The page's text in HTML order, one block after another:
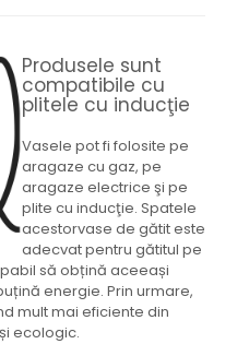
Produsele sunt
compatibile cu
plitele cu inducţie
Vasele pot fi folosite pe
aragaze cu gaz, pe
aragaze electrice şi pe
plite cu inducţie. Spatele
acestorvase de gătit este
adecvat pentru gătitul pe
să obțină aceeași
energie. Prin urmare,
mult mai eficiente din
ecologic.